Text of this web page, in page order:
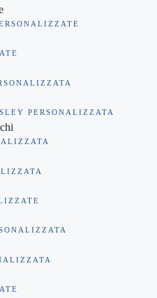
PERSONALIZZATA